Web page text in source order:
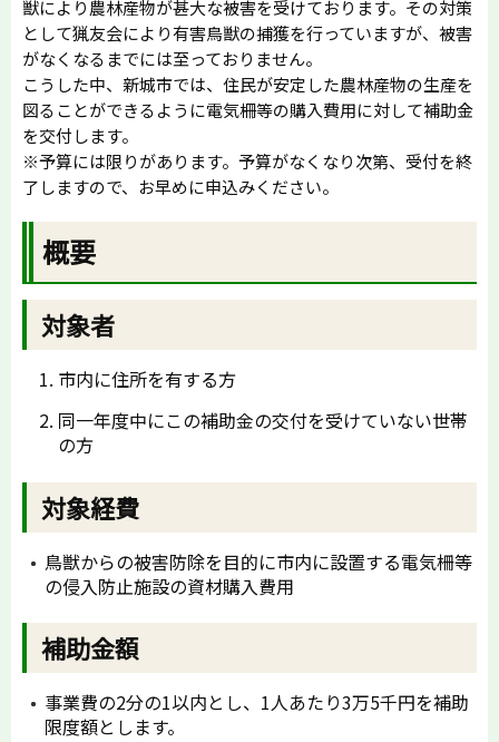
獣により農林産物が甚大な被害を受けております。その対策
として猟友会により有害鳥獣の捕獲を行っていますが、被害
がなくなるまでには至っておりません。
こうした中、新城市では、住民が安定した農林産物の生産を
図ることができるように電気柵等の購入費用に対して補助金
を交付します。
※予算には限りがあります。予算がなくなり次第、受付を終
了しますので、お早めに申込みください。
概要
対象者
市内に住所を有する方
同一年度中にこの補助金の交付を受けていない世帯
の方
対象経費
鳥獣からの被害防除を目的に市内に設置する電気柵等
の侵入防止施設の資材購入費用
補助金額
事業費の2分の1以内とし、1人あたり3万5千円を補助
限度額とします。